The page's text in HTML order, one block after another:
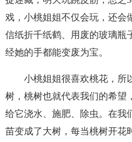
戏，小桃姐姐不仅会玩，还会
信纸折千纸鹤、用废的玻璃
经她的手都能变废为宝。
小桃姐姐很喜欢桃花，所
树，桃树也就代表我们的希望
给它浇水、施肥、除虫。在我
苗变成了大树，每当桃树开花